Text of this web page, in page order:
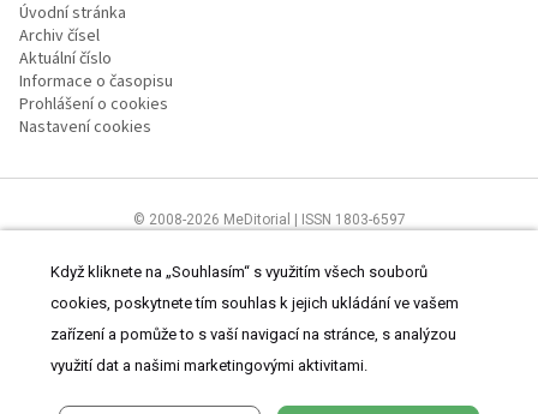
Úvodní stránka
Archiv čísel
Aktuální číslo
Informace o časopisu
Prohlášení o cookies
Nastavení cookies
© 2008-2026 MeDitorial | ISSN 1803-6597
zdravotnictví.Čtěte prohlášeníaZásady zpracování osobních údajů
Když kliknete na „Souhlasím“ s využitím všech souborů
cookies, poskytnete tím souhlas k jejich ukládání ve vašem
zařízení a pomůže to s vaší navigací na stránce, s analýzou
využití dat a našimi marketingovými aktivitami.